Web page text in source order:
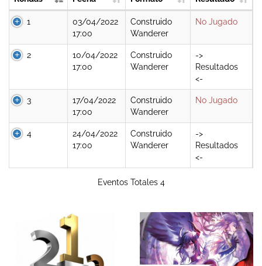
1
03/04/2022
17:00
Construido
Wanderer
No Jugado
2
10/04/2022
17:00
Construido
Wanderer
->
Resultados
<-
3
17/04/2022
17:00
Construido
Wanderer
No Jugado
4
24/04/2022
17:00
Construido
Wanderer
->
Resultados
<-
Eventos Totales 4